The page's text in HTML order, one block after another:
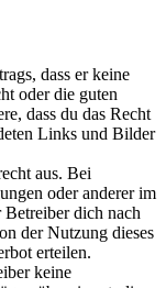
dass er keine
oder die guten
dass du das Recht
Links und Bilder
aus. Bei
oder anderer im
dich nach
der Nutzung dieses
erteilen.
keine